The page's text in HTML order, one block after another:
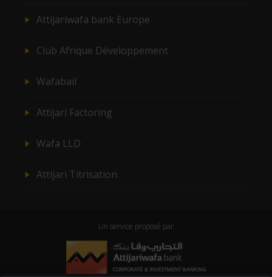
Attijariwafa bank Europe
Club Afrique Développement
Wafabail
Attijari Factoring
Wafa LLD
Attijari Titrisation
Un service proposé par